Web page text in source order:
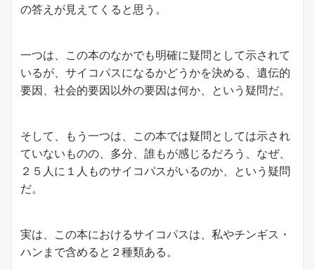
の答えが見えてくると思う。
一つは、この本のなかでも明確に疑問として示されて
いるが、サイコパスになるかどうかを決める、遺伝的
要因、社会的要因以外の要因は何か、という疑問だ。
そして、もう一つは、この本では疑問としては示され
ていないものの、多分、誰もが感じるだろう、なぜ、
２５人に１人ものサイコパスがいるのか、という疑問
だ。
実は、この本におけるサイコパスは、私やチンギス・
ハンまで含めると２種類ある。